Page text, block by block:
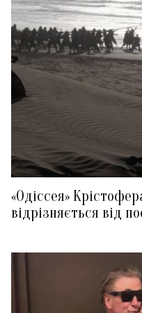
«Одіссея»
відрізняється від